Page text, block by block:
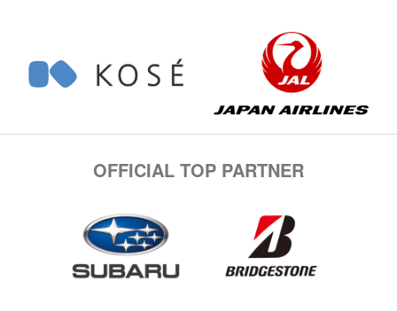
OFFICIAL TOP PARTNER